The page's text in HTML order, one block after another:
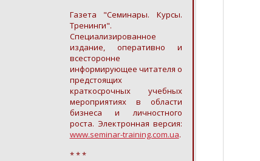
Газета "Семинары. Курсы.
Тренинги".
Специализированное
издание, оперативно и
всесторонне
информирующее читателя о
предстоящих
краткосрочных учебных
мероприятиях в области
бизнеса и личностного
роста. Электронная версия:
www.seminar-training.com.ua.
* * *